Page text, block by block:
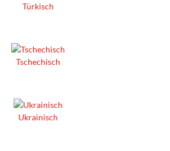
Türkisch
Tschechisch
Ukrainisch